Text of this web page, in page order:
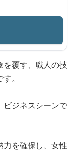
を覆す、職人の技
。
ビジネスシーンで
力を確保し、女性